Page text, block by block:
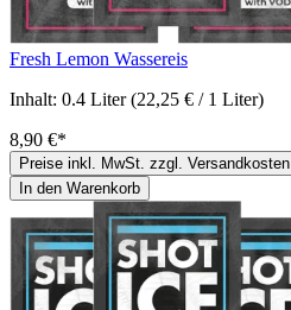
Fresh Lemon Wassereis
Inhalt: 0.4 Liter(22,25 € / 1 Liter)
8,90 €*
Preise inkl. MwSt. zzgl. Versandkosten
In den Warenkorb